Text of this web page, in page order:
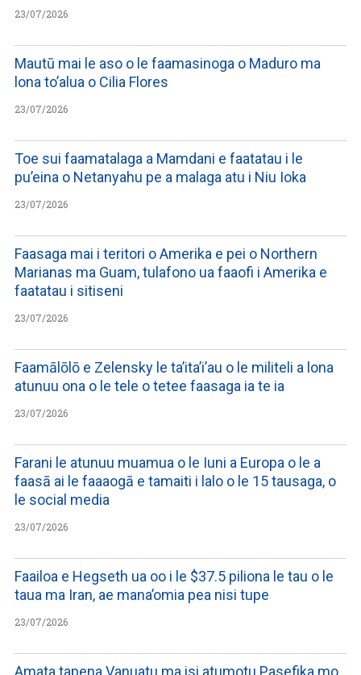
23/07/2026
Mautū mai le aso o le faamasinoga o Maduro ma
lona to’alua o Cilia Flores
23/07/2026
Toe sui faamatalaga a Mamdani e faatatau i le
pu’eina o Netanyahu pe a malaga atu i Niu Ioka
23/07/2026
Faasaga mai i teritori o Amerika e pei o Northern
Marianas ma Guam, tulafono ua faaofi i Amerika e
faatatau i sitiseni
23/07/2026
Faamālōlō e Zelensky le ta’ita’i’au o le militeli a lona
atunuu ona o le tele o tetee faasaga ia te ia
23/07/2026
Farani le atunuu muamua o le Iuni a Europa o le a
faasā ai le faaaogā e tamaiti i lalo o le 15 tausaga, o
le social media
23/07/2026
Faailoa e Hegseth ua oo i le $37.5 piliona le tau o le
taua ma Iran, ae mana’omia pea nisi tupe
23/07/2026
Amata tapena Vanuatu ma isi atumotu Pasefika mo